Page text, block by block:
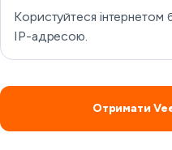
Користуйтеся інтернетом
IP-адресою.
Отримати